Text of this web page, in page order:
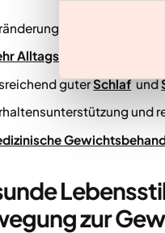
der
Alltagsbewegung und
guterSchlafund
und
zur